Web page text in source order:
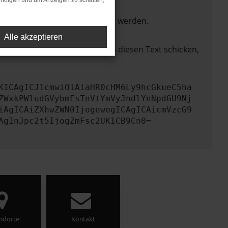
nicht mehr unterstützt werden.
zu beheben. Du kannst uns diesen Text schicken,
Kontakt
Alle akzeptieren